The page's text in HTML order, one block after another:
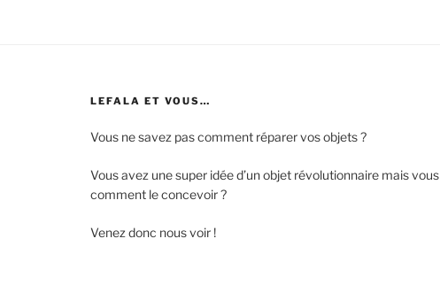
LEFALA ET VOUS…
Vous ne savez pas comment réparer vos objets ?
Vous avez une super idée d’un objet révolutionnaire mais
comment le concevoir ?
Venez donc nous voir !